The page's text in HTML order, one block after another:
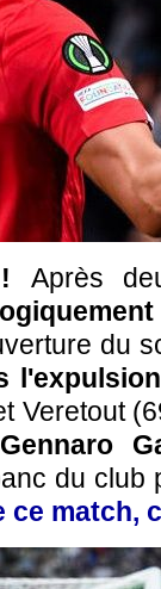
! Après
du
Veretout
du club
ce match,